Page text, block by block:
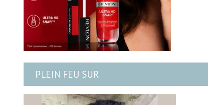
PLEIN FEU SUR